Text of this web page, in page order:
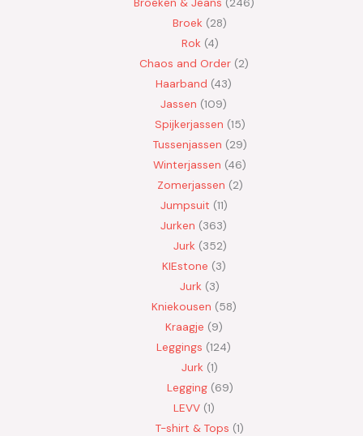
Broek 28
Rok 4
Chaos and Order 2
Haarband 43
Jassen 109
Spijkerjassen 15
Tussenjassen 29
Winterjassen 46
Zomerjassen 2
Jumpsuit 11
Jurken 363
Jurk 352
KIEstone 3
Jurk 3
Kniekousen 58
Kraagje 9
Leggings 124
Jurk 1
Legging 69
LEVV 1
T-shirt & Tops 1